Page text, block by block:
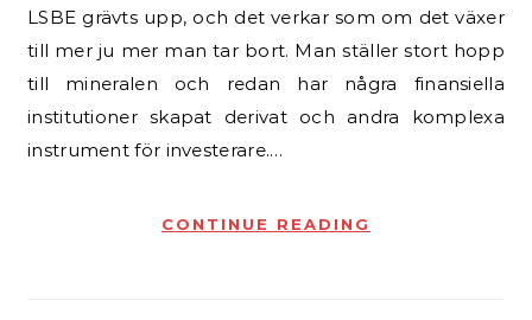
LSBE grävts upp, och det verkar som om det växer
till mer ju mer man tar bort. Man ställer stort hopp
till mineralen och redan har några finansiella
institutioner skapat derivat och andra komplexa
instrument för investerare.…
CONTINUE READING